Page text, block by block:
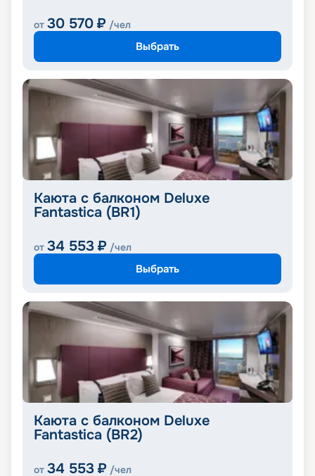
от 30 570 ₽ /чел
Выбрать
Каюта с балконом Deluxe
Fantastica (BR1)
от 34 553 ₽ /чел
Выбрать
Каюта с балконом Deluxe
Fantastica (BR2)
от 34 553 ₽ /чел